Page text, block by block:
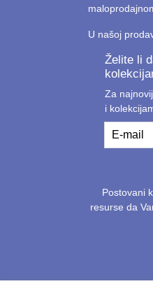
U našoj
Želite li
Za
i
E-mail
Postovani
resurse da